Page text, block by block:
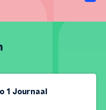
1 Journaal